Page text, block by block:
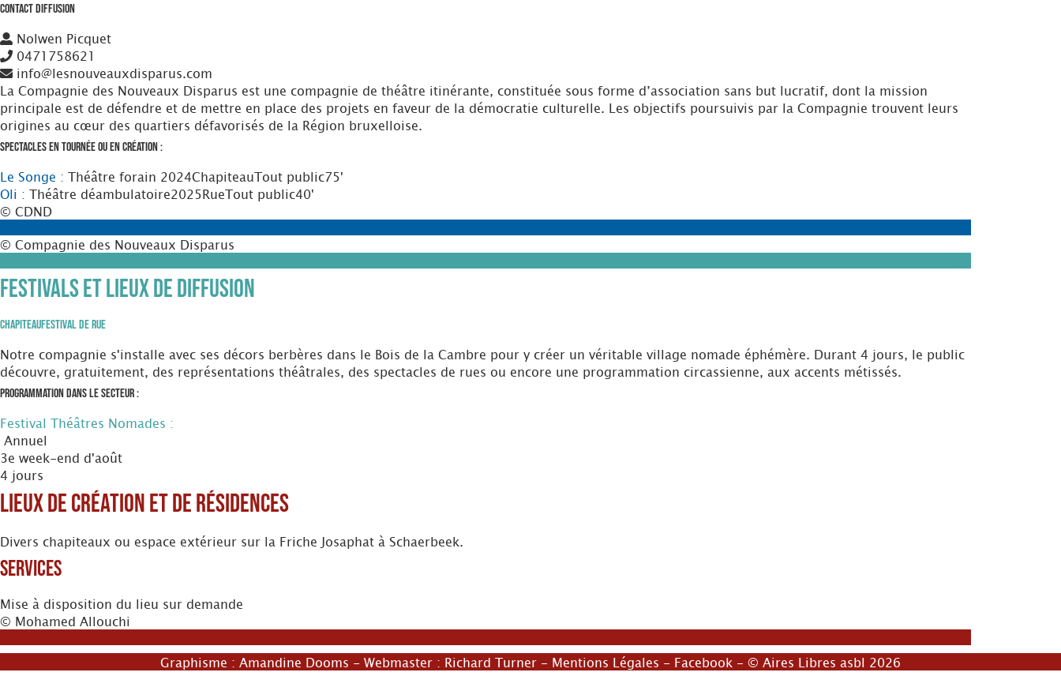
Contact Diffusion
Nolwen Picquet
0471758621
info@lesnouveauxdisparus.com
La Compagnie des Nouveaux Disparus est une compagnie de théâtre itinérante, constituée sous forme d’association sans but lucratif, dont la mission
principale est de défendre et de mettre en place des projets en faveur de la démocratie culturelle. Les objectifs poursuivis par la Compagnie trouvent leurs
origines au cœur des quartiers défavorisés de la Région bruxelloise.
Spectacles en tournée ou en création :
Le Songe : Théâtre forain 2024ChapiteauTout public75'
Oli : Théâtre déambulatoire2025RueTout public40'
© CDND
© Compagnie des Nouveaux Disparus
Festivals et Lieux de diffusion
ChapiteauFestival de Rue
Notre compagnie s'installe avec ses décors berbères dans le Bois de la Cambre pour y créer un véritable village nomade éphémère. Durant 4 jours, le public
découvre, gratuitement, des représentations théâtrales, des spectacles de rues ou encore une programmation circassienne, aux accents métissés.
Programmation dans le secteur :
Festival Théâtres Nomades :
Annuel
3e week-end d'août
4 jours
Lieux de création et de résidences
Divers chapiteaux ou espace extérieur sur la Friche Josaphat à Schaerbeek.
Services
Mise à disposition du lieu sur demande
© Mohamed Allouchi
Graphisme : Amandine Dooms - Webmaster : Richard Turner - Mentions Légales - Facebook - © Aires Libres asbl 2026